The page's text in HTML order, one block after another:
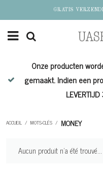
GRATIS
Onze producten
gemaakt. Indien een
ACCUEIL / MOTS-CLÉS / MONEY
Aucun produit n'a été trouvé...